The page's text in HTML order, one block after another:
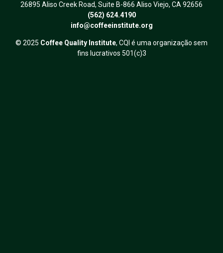
26895 Aliso Creek Road, Suite B-866 Aliso Viejo, CA 92656
(562) 624.4190
info@coffeeinstitute.org
© 2025 Coffee Quality Institute, CQI é uma organização sem
fins lucrativos 501(c)3